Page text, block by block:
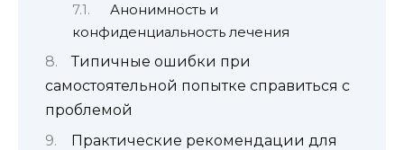
Анонимность и
конфиденциальность лечения
Типичные ошибки при
самостоятельной попытке справиться с
проблемой
Практические рекомендации для